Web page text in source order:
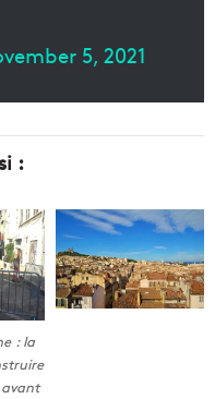
5, 2021
:
: la